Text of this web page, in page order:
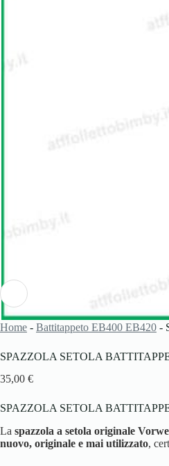
Home - Battitappeto EB400 EB420 -
SPAZZOLA SETOLA
35,00 €
SPAZZOLA SETOLA
La spazzola a setola originale
nuovo, originale e mai utilizzato,